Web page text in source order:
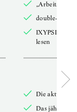
double-
lesen
Die aktuelle
Das jährliche